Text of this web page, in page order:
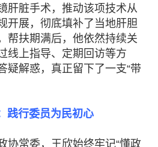
肝脏手术，推动该项技术从
开展，彻底填补了当地肝胆
帮扶期满后，他依然持续关
线上指导、定期回访等方
疑解惑，真正留下了一支“带
践行委员为民初心
常委，王欣始终牢记“懂政